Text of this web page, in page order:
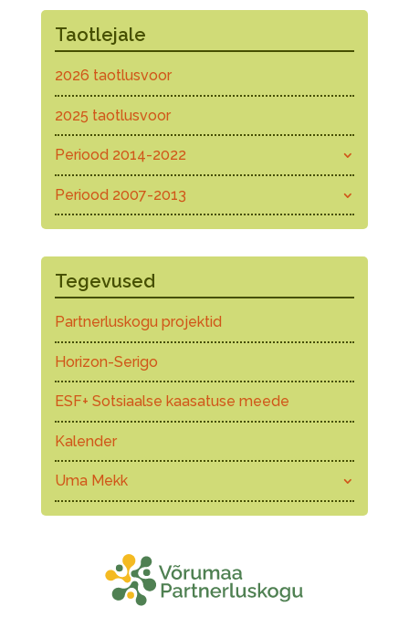
Taotlejale
2026 taotlusvoor
2025 taotlusvoor
Periood 2014-2022
Periood 2007-2013
Tegevused
Partnerluskogu projektid
Horizon-Serigo
ESF+ Sotsiaalse kaasatuse meede
Kalender
Uma Mekk